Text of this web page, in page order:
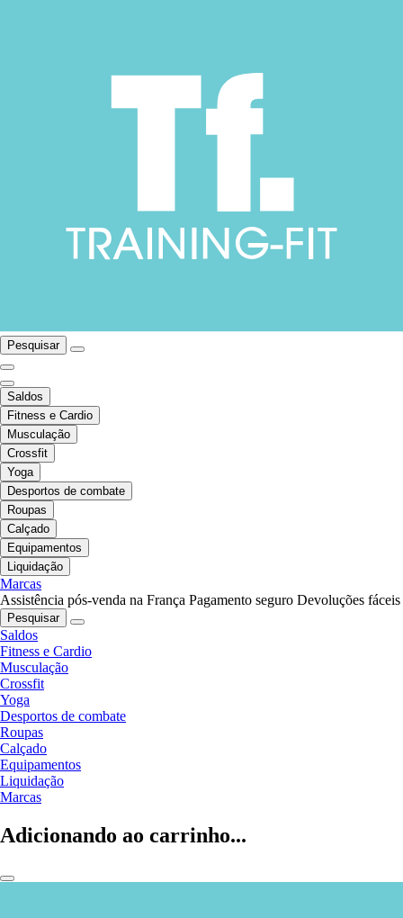
Pesquisar
Saldos
Fitness e Cardio
Musculação
Crossfit
Yoga
Desportos de combate
Roupas
Calçado
Equipamentos
Liquidação
Marcas
Assistência pós-venda na França Pagamento seguro Devoluções fáceis
Pesquisar
Saldos
Fitness e Cardio
Musculação
Crossfit
Yoga
Desportos de combate
Roupas
Calçado
Equipamentos
Liquidação
Marcas
Adicionando ao carrinho...